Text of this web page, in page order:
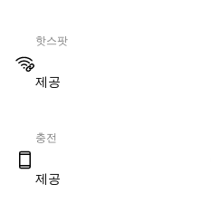
핫스팟
제공
충전
제공